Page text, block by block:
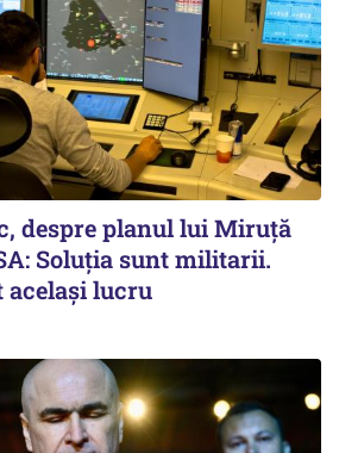
despre planul lui Miruță
Soluția sunt militarii.
același lucru